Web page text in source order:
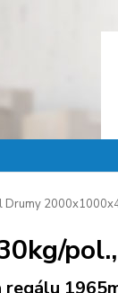
Drumy
regálu